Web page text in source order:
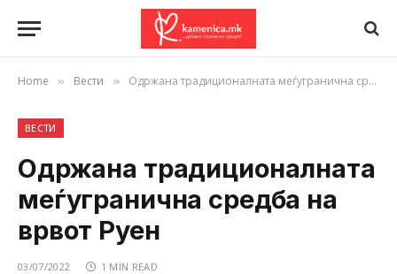
Home » Вести » Одржана традиционалната меѓугранична средба на врвот Руен
ВЕСТИ
Одржана традиционалната
меѓугранична средба на
врвот Руен
03/07/2022 1 MIN READ